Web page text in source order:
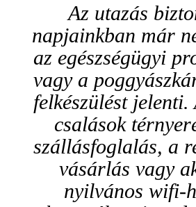
Az utazás
napjainkban már
az egészségügyi
vagy a
felkészülést
csalások
szállásfoglalás, a
vásárlás vagy
nyilvános wifi-